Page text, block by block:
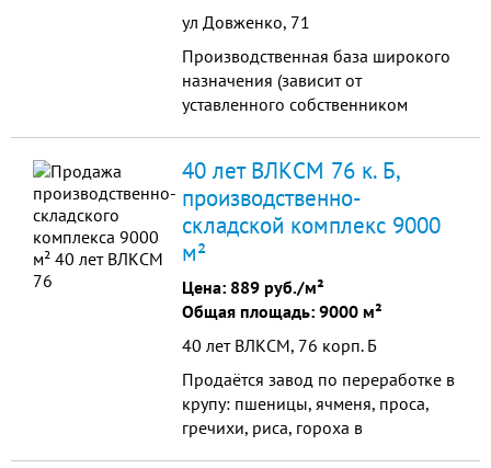
ул Довженко, 71
Производственная база широкого
назначения (зависит от
уставленного собственником
панелей. Общая площадь
территории 14 000 м2, бетонное
покрытие. На территории
размещено административное
(42*18 м), 2 бокса 800 м2 и ...
40 лет ВЛКСМ 76 к. Б,
производственно-
складской комплекс 9000
м²
Цена: 889 руб./м²
Общая площадь: 9000 м²
40 лет ВЛКСМ, 76 корп. Б
Продаётся завод по переработке в
крупу: пшеницы, ячменя, проса,
гречихи, риса, гороха в